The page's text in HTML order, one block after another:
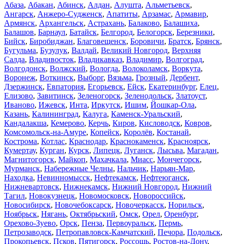
Абаза, Абакан, Абинск, Алдан, Алушта, Альметьевск,
Ангарск, Анжеро-Судженск, Апатиты, Арзамас, Армавир,
Армянск, Архангельск, Астрахань, Балаково, Балашиха,
Балашов, Барнаул, Батайск, Белгород, Белогорск, Березники,
Бийск, Биробиджан, Благовещенск, Боровичи, Братск, Брянск,
Бугульма, Бузулук, Валдай, Великий Новгород, Верхняя
Салда, Владивосток, Владикавказ, Владимир, Волгоград,
Волгодонск, Волжский, Вологда, Волоколамск, Воркута,
Воронеж, Воткинск, Выборг, Вязьма, Грозный, Дербент,
Дзержинск, Евпатория, Егорьевск, Ейск, Екатеринбург, Елец,
Елизово, Завитинск, Зеленогорск, Зеленодольск, Златоуст,
Иваново, Ижевск, Инта, Иркутск, Ишим, Йошкар-Ола,
Казань, Калининград, Калуга, Каменск-Уральский,
Кандалакша, Кемерово, Керчь, Киров, Кисловодск, Ковров,
Комсомольск-на-Амуре, Копейск, Королёв, Костанай,
Кострома, Котлас, Краснодар, Краснокаменск, Красноярск,
Кумертау, Курган, Курск, Липецк, Луганск, Лысьва, Магадан,
Магнитогорск, Майкоп, Махачкала, Миасс, Мончегорск,
Мурманск, Набережные Челны, Нальчик, Нарьян-Мар,
Находка, Невинномысск, Нефтекамск, Нефтеюганск,
Нижневартовск, Нижнекамск, Нижний Новгород, Нижний
Тагил, Новокузнецк, Новомосковск, Новороссийск,
Новосибирск, Новочебоксарск, Новочеркасск, Норильск,
Ноябрьск, Нягань, Октябрьский, Омск, Орел, Оренбург,
Орехово-Зуево, Орск, Пенза, Первоуральск, Пермь,
Петрозаводск, Петропавловск-Камчатский, Печора, Подольск,
Прокопьевск, Псков, Пятигорск, Россошь, Ростов-на-Дону,